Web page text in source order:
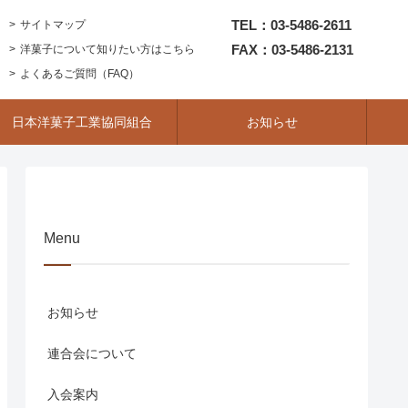
サイトマップ
洋菓子について知りたい方はこちら
よくあるご質問（FAQ）
TEL：03-5486-2611
FAX：03-5486-2131
日本洋菓子工業協同組合 お知らせ
Menu
お知らせ
連合会について
入会案内